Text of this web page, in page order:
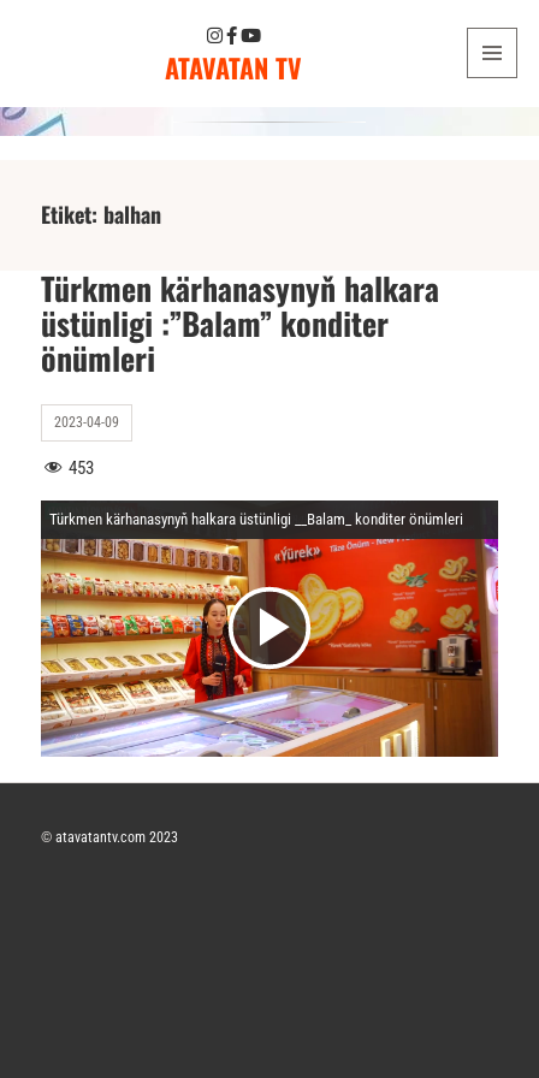
ATAVATAN TV
Etiket: balhan
Türkmen kärhanasynyň halkara
üstünligi :”Balam” konditer
önümleri
2023-04-09
453
Türkmen kärhanasynyň halkara üstünligi __Balam_ konditer önümleri
V
i
d
©atavatantv.com 2023